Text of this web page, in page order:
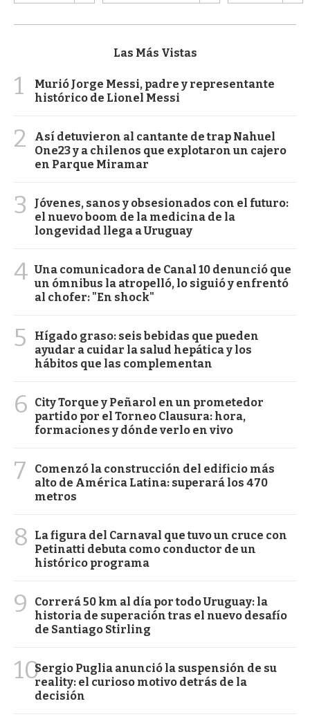
Las Más Vistas
1
Murió Jorge Messi, padre y representante
histórico de Lionel Messi
2
Así detuvieron al cantante de trap Nahuel
One23 y a chilenos que explotaron un cajero
en Parque Miramar
3
Jóvenes, sanos y obsesionados con el futuro:
el nuevo boom de la medicina de la
longevidad llega a Uruguay
4 Una comunicadora de Canal 10 denunció que
un ómnibus la atropelló, lo siguió y enfrentó
al chofer: "En shock"
5
Hígado graso: seis bebidas que pueden
ayudar a cuidar la salud hepática y los
hábitos que las complementan
6
City Torque y Peñarol en un prometedor
partido por el Torneo Clausura: hora,
formaciones y dónde verlo en vivo
7
Comenzó la construcción del edificio más
alto de América Latina: superará los 470
metros
8
La figura del Carnaval que tuvo un cruce con
Petinatti debuta como conductor de un
histórico programa
9
Correrá 50 km al día por todo Uruguay: la
historia de superación tras el nuevo desafío
de Santiago Stirling
10Sergio Puglia anunció la suspensión de su
reality: el curioso motivo detrás de la
decisión